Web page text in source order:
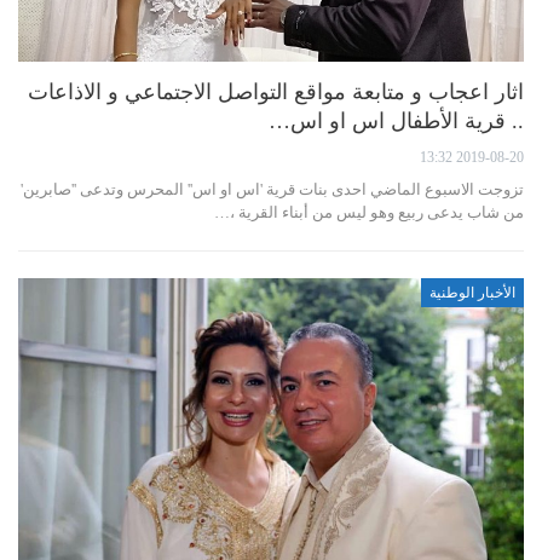
اثار اعجاب و متابعة مواقع التواصل الاجتماعي و الاذاعات
.. قرية الأطفال اس او اس…
2019-08-20 13:32
تزوجت الاسبوع الماضي احدى بنات قرية 'اس او اس'' المحرس وتدعى ''صابرين'
من شاب يدعى ربيع وهو ليس من أبناء القرية ،…
الأخبار الوطنية